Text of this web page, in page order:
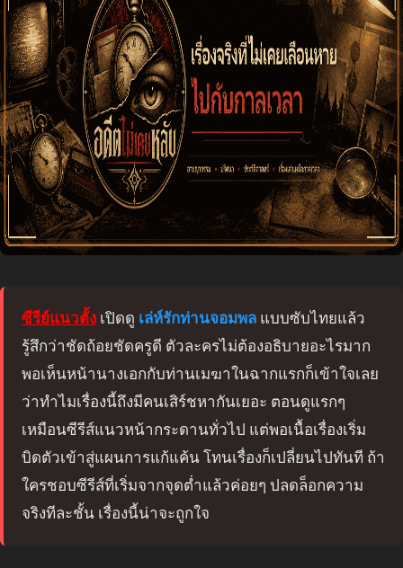
ซีรีย์แนวตั้ง เปิดดู เล่ห์รักท่านจอมพล แบบซับไทยแล้ว
รู้สึกว่าชัดถ้อยชัดครูดี ตัวละครไม่ต้องอธิบายอะไรมาก
พอเห็นหน้านางเอกกับท่านเมฆาในฉากแรกก็เข้าใจเลย
ว่าทำไมเรื่องนี้ถึงมีคนเสิร์ชหากันเยอะ ตอนดูแรกๆ
เหมือนซีรีส์แนวหน้ากระดานทั่วไป แต่พอเนื้อเรื่องเริ่ม
บิดตัวเข้าสู่แผนการแก้แค้น โทนเรื่องก็เปลี่ยนไปทันที ถ้า
ใครชอบซีรีส์ที่เริ่มจากจุดต่ำแล้วค่อยๆ ปลดล็อกความ
จริงทีละชั้น เรื่องนี้น่าจะถูกใจ